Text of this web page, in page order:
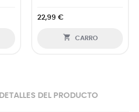
22,99 €
 CARRO
DETALLES DEL PRODUCTO